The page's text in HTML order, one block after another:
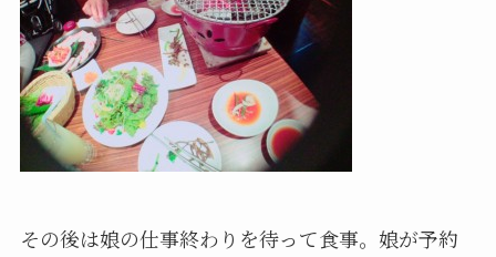
その後は娘の仕事終わりを待って食事。娘が予約